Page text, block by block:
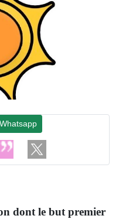
dont le but premier